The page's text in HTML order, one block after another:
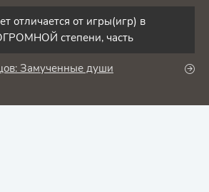
отличается от игры(игр) в
степени, часть
Замученные души